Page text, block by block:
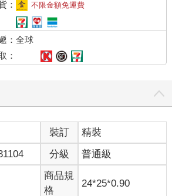
：
不限金額免運費
：全球
：
裝訂
精裝
分級 普通級
商品規
格
24*25*0.90